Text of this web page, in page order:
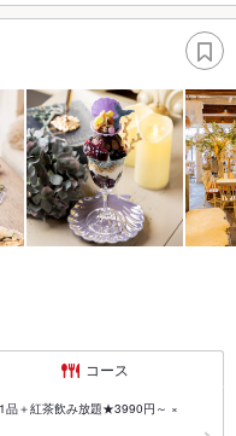
コース
品＋紅茶飲み放題★3990円～ ×